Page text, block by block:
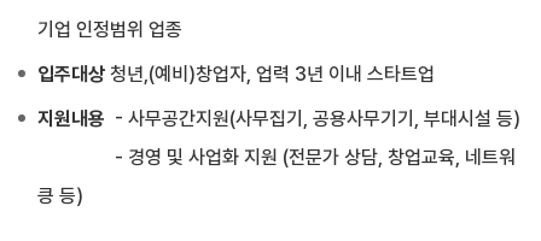
기업 인정범위 업종
입주대상 청년,(예비)창업자, 업력 3년 이내 스타트업
지원내용 - 사무공간지원(사무집기, 공용사무기기, 부대시설 등)
- 경영 및 사업화 지원 (전문가 상담, 창업교육, 네트워
킁 등)